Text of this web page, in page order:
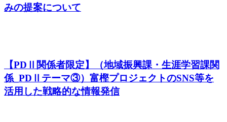
みの提案について
【PDⅡ関係者限定】（地域振興課・生涯学習課関
係_PDⅡテーマ③）富樫プロジェクトのSNS等を
活用した戦略的な情報発信